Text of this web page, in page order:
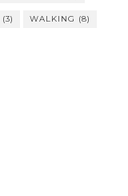
(3) WALKING (8)